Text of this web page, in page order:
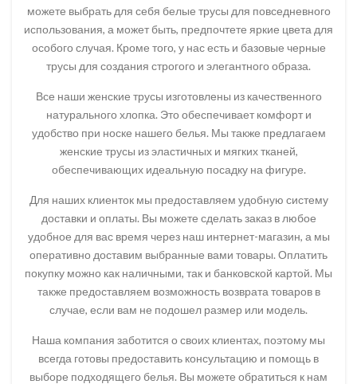
можете выбрать для себя белые трусы для повседневного
использования, а может быть, предпочтете яркие цвета для
особого случая. Кроме того, у нас есть и базовые черные
трусы для создания строгого и элегантного образа.
Все наши женские трусы изготовлены из качественного
натурального хлопка. Это обеспечивает комфорт и
удобство при носке нашего белья. Мы также предлагаем
женские трусы из эластичных и мягких тканей,
обеспечивающих идеальную посадку на фигуре.
Для наших клиенток мы предоставляем удобную систему
доставки и оплаты. Вы можете сделать заказ в любое
удобное для вас время через наш интернет-магазин, а мы
оперативно доставим выбранные вами товары. Оплатить
покупку можно как наличными, так и банковской картой. Мы
также предоставляем возможность возврата товаров в
случае, если вам не подошел размер или модель.
Наша компания заботится о своих клиентах, поэтому мы
всегда готовы предоставить консультацию и помощь в
выборе подходящего белья. Вы можете обратиться к нам